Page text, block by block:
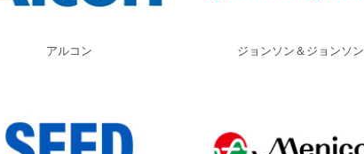
アルコン ジョンソン＆ジョンソン